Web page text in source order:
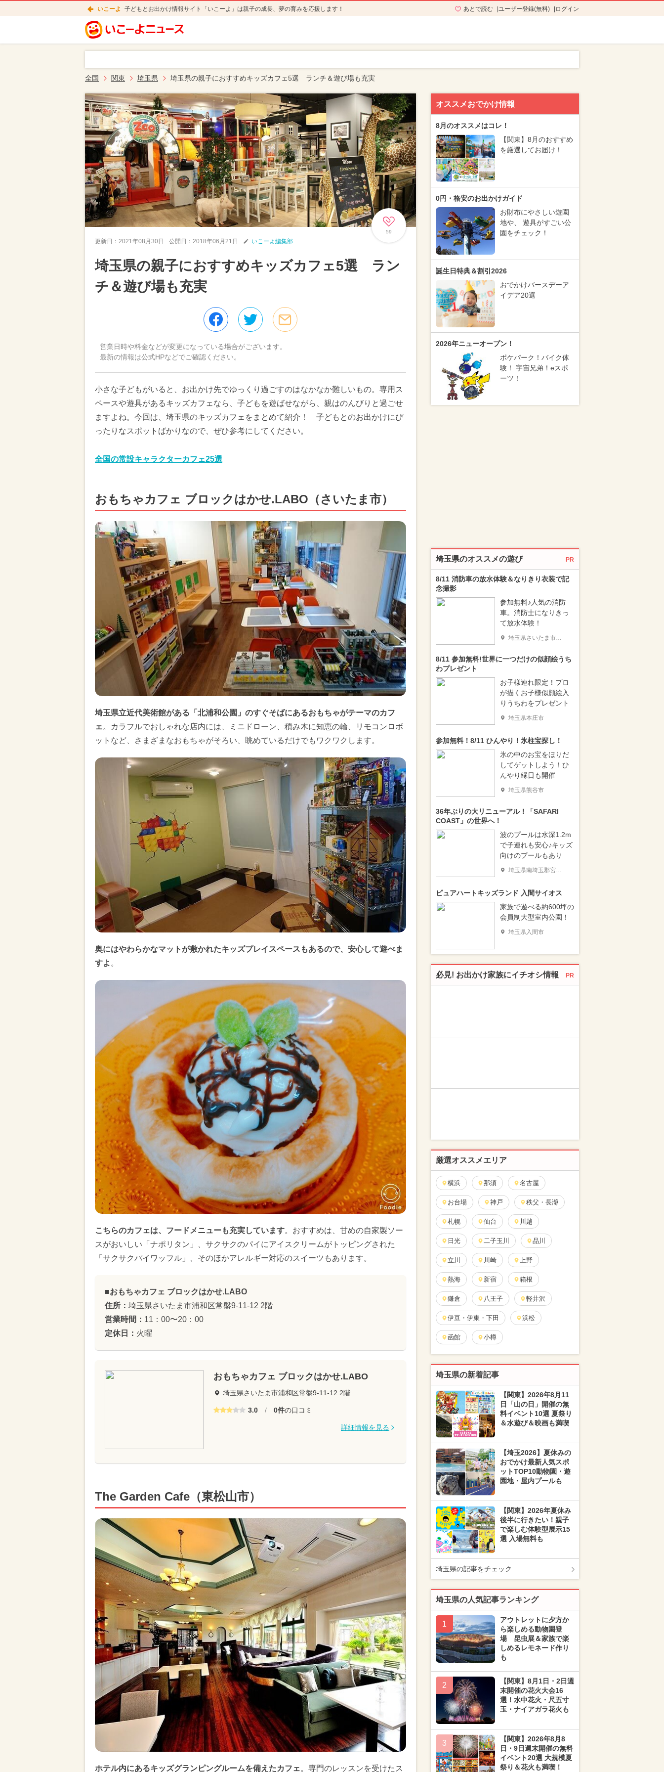
いこーよ 子どもとお出かけ情報サイト「いこーよ」は親子の成長、夢の育みを応援します！ あとで読む ユーザー登録(無料) ログイン
全国 関東 埼玉県 埼玉県の親子におすすめキッズカフェ5選 ランチ＆遊び場も充実
59
更新日： 2021年08月30日 公開日： 2018年06月21日 いこーよ編集部
埼玉県の親子におすすめキッズカフェ5選 ラン
チ＆遊び場も充実
営業日時や料金などが変更になっている場合がございます。
最新の情報は公式HPなどでご確認ください。
小さな子どもがいると、お出かけ先でゆっくり過ごすのはなかなか難しいもの。専用ス
ペースや遊具があるキッズカフェなら、子どもを遊ばせながら、親はのんびりと過ごせ
ますよね。今回は、埼玉県のキッズカフェをまとめて紹介！ 子どもとのお出かけにぴ
ったりなスポットばかりなので、ぜひ参考にしてください。
全国の常設キャラクターカフェ25選
おもちゃカフェ ブロックはかせ.LABO（さいたま市）
埼玉県立近代美術館がある「北浦和公園」のすぐそばにあるおもちゃがテーマのカフ
ェ。カラフルでおしゃれな店内には、ミニドローン、積み木に知恵の輪、リモコンロボ
ットなど、さまざまなおもちゃがそろい、眺めているだけでもワクワクします。
奥にはやわらかなマットが敷かれたキッズプレイスペースもあるので、安心して遊べま
すよ 。
こちらのカフェは、フードメニューも充実しています。おすすめは、甘めの自家製ソー
スがおいしい「ナポリタン」、サクサクのパイにアイスクリームがトッピングされた
「サクサクパイワッフル」、そのほかアレルギー対応のスイーツもあります。
■おもちゃカフェ ブロックはかせ.LABO
住所： 埼玉県さいたま市浦和区常盤9-11-12 2階
営業時間： 11：00〜20：00
定休日： 火曜
おもちゃカフェ ブロックはかせ.LABO
埼玉県さいたま市浦和区常盤9-11-12 2階
3.0 / 0件の口コミ
詳細情報を見る
The Garden Cafe（東松山市）
ホテル内にあるキッズグランピングルームを備えたカフェ。専門のレッスンを受けたス
オススメおでかけ情報
8月のオススメはコレ！
【関東】8月のおすすめ
を厳選してお届け！
0円・格安のお出かけガイド
お財布にやさしい遊園
地や、 遊具がすごい公
園をチェック！
誕生日特典＆割引2026
おでかけバースデーア
イデア20選
2026年ニューオープン！
ポケパーク！バイク体
験！ 宇宙兄弟！eスポ
ーツ！
埼玉県のオススメの遊び PR
8/11 消防車の放水体験＆なりきり衣装で記
念撮影
参加無料♪人気の消防
車。消防士になりきっ
て放水体験！
埼玉県さいたま市浦和区
8/11 参加無料!世界に一つだけの似顔絵うち
わプレゼント
お子様連れ限定！プロ
が描くお子様似顔絵入
りうちわをプレゼント
埼玉県本庄市
参加無料！8/11 ひんやり！氷柱宝探し！
氷の中のお宝をほりだ
してゲットしよう！ひ
んやり縁日も開催
埼玉県熊谷市
36年ぶりの大リニューアル！「SAFARI
COAST」の世界へ！
波のプールは水深1.2m
で子連れも安心♪キッズ
向けのプールもあり
埼玉県南埼玉郡宮代町
ピュアハートキッズランド 入間サイオス
家族で遊べる約600坪の
会員制大型室内公園！
埼玉県入間市
必見! お出かけ家族にイチオシ情報 PR
厳選オススメエリア
横浜 那須 名古屋
お台場 神戸 秩父・長瀞
札幌 仙台 川越
日光 二子玉川 品川
立川 川崎 上野
熱海 新宿 箱根
鎌倉 八王子 軽井沢
伊豆・伊東・下田 浜松
函館 小樽
埼玉県の新着記事
【関東】2026年8月11
日「山の日」開催の無
料イベント10選 夏祭り
＆水遊び＆映画も満喫
【埼玉2026】夏休みの
おでかけ最新人気スポ
ットTOP10動物園・遊
園地・屋内プールも
【関東】2026年夏休み
後半に行きたい！親子
で楽しむ体験型展示15
選 入場無料も
埼玉県の記事をチェック
埼玉県の人気記事ランキング
1
アウトレットに夕方か
ら楽しめる動物園登
場 昆虫展＆家族で楽
しめるレモネード作り
も
2
【関東】8月1日・2日週
末開催の花火大会16
選！水中花火・尺五寸
玉・ナイアガラ花火も
3
【関東】2026年8月8
日・9日週末開催の無料
イベント20選 大規模夏
祭り＆花火も満喫！